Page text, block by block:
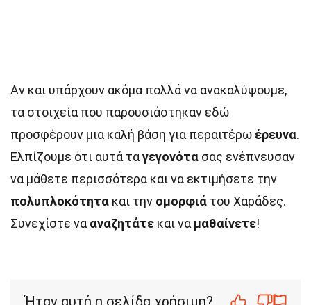
Αν και υπάρχουν ακόμα πολλά να ανακαλύψουμε,
τα στοιχεία που παρουσιάστηκαν εδώ
προσφέρουν μια καλή βάση για περαιτέρω έρευνα.
Ελπίζουμε ότι αυτά ταγεγονότα σας ενέπνευσαν
να μάθετε περισσότερα και να εκτιμήσετε την
πολυπλοκότητα και την ομορφιά του Χαράδες.
Συνεχίστε να αναζητάτε και να μαθαίνετε!
Ήταν αυτή η σελίδα χρήσιμη?